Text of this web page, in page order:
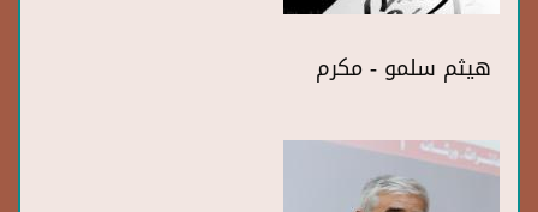
هيثم سلمو - مكرم